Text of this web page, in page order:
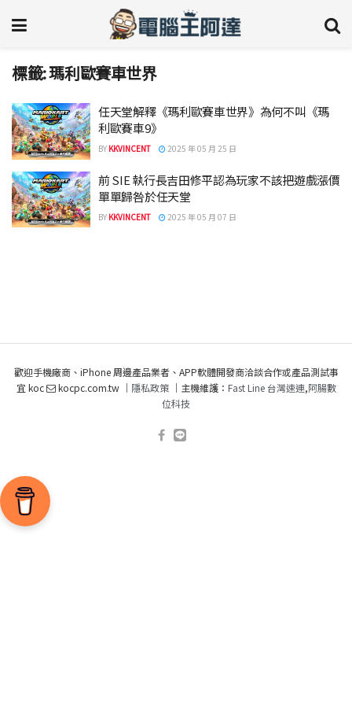
標籤:瑪利歐賽車世界
任天堂解釋《瑪利歐賽車世界》為何不叫《瑪
利歐賽車9》
BY KKVINCENT 2025 年 05 月 25 日
前 SIE 執行長吉田修平認為玩家不該把遊戲漲價
單單歸咎於任天堂
BY KKVINCENT 2025 年 05 月 07 日
歡迎手機廠商、iPhone 周邊產品業者、APP軟體開發商洽談合作或產品測試事
宜 koc
kocpc.com.tw ｜ 隱私政策｜主機維護： Fast Line 台灣速連,阿腸數
位科技